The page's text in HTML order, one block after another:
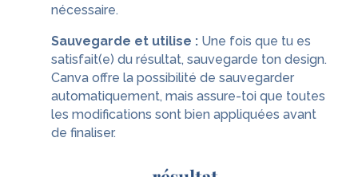
nécessaire.
Sauvegarde et utilise :Une fois que tu es
satisfait(e) du résultat, sauvegarde ton design.
Canva offre la possibilité de sauvegarder
automatiquement, mais assure-toi que toutes
les modifications sont bien appliquées avant
de finaliser.